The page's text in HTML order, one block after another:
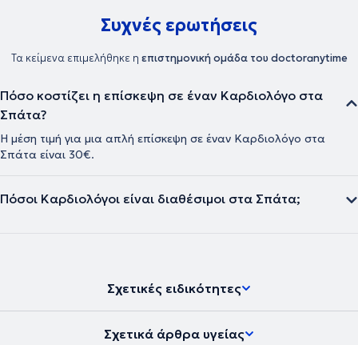
Συχνές ερωτήσεις
Τα κείμενα επιμελήθηκε η επιστημονική ομάδα του doctoranytime
Πόσο κοστίζει η επίσκεψη σε έναν Καρδιολόγο στα
Σπάτα?
Η μέση τιμή για μια απλή επίσκεψη σε έναν Καρδιολόγο στα
Σπάτα είναι 30€.
Πόσοι Καρδιολόγοι είναι διαθέσιμοι στα Σπάτα;
Σχετικές ειδικότητες
Σχετικά άρθρα υγείας